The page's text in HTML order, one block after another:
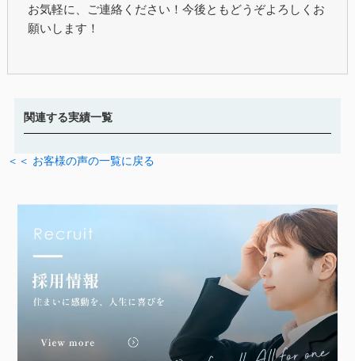
お気軽に、ご連絡ください！今後ともどうぞよろしくお
願いします！
関連する実績一覧
＜＜ お客様の声の一覧に戻る